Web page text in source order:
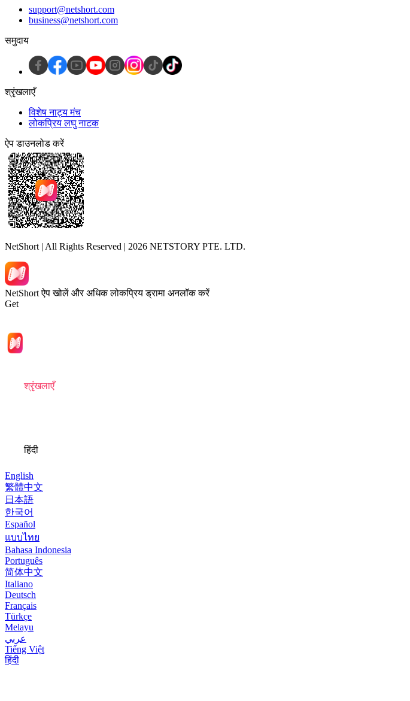
support@netshort.com
business@netshort.com
समुदाय
श्रृंखलाएँ
विशेष नाट्य मंच
लोकप्रिय लघु नाटक
ऐप डाउनलोड करें
NetShort | All Rights Reserved | 2026 NETSTORY PTE. LTD.
NetShort ऐप खोलें और अधिक लोकप्रिय ड्रामा अनलॉक करें
Get
श्रृंखलाएँ
हिंदी
English
繁體中文
日本語
한국어
Español
แบบไทย
Bahasa Indonesia
Português
简体中文
Italiano
Deutsch
Français
Türkçe
Melayu
عربي
Tiếng Việt
हिंदी